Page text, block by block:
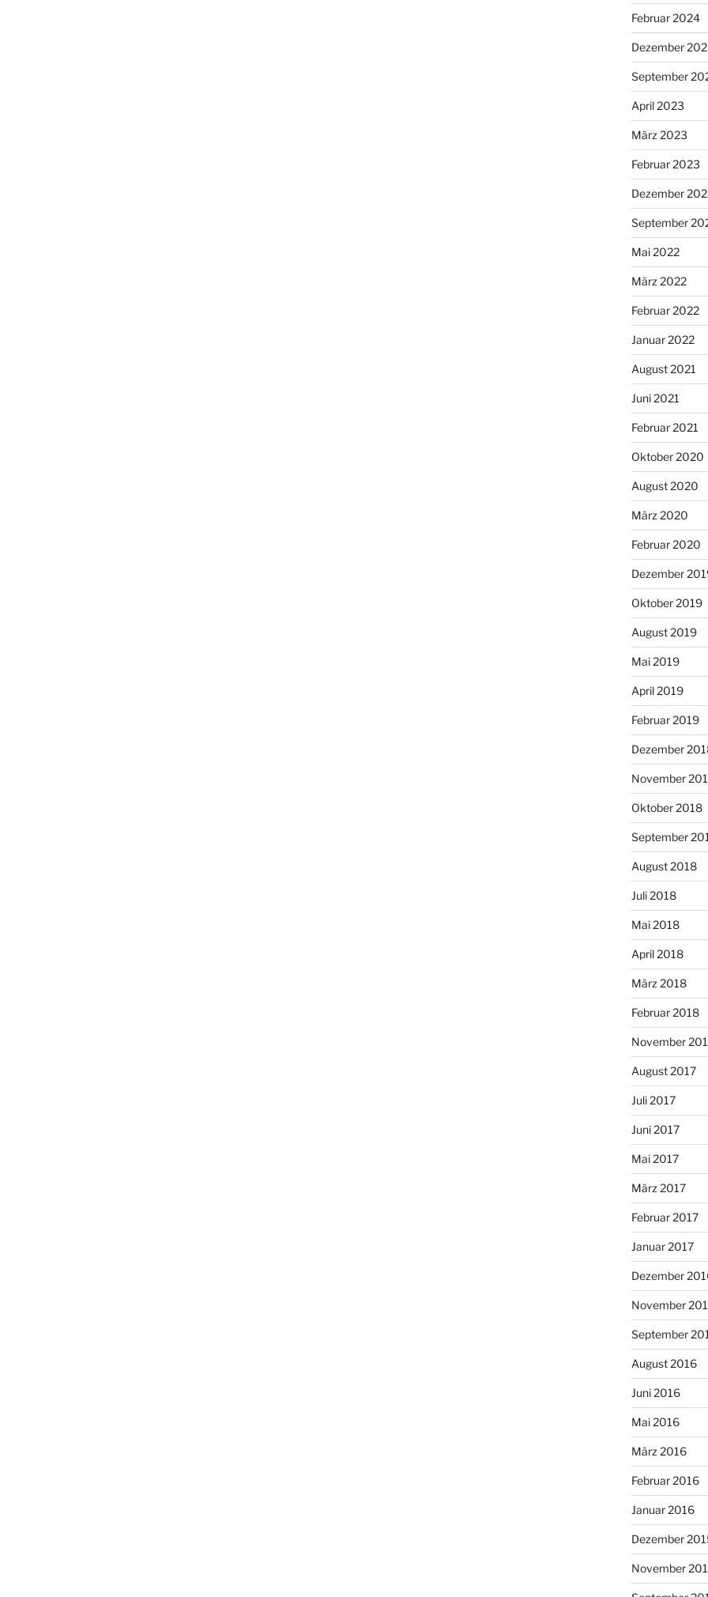
Februar 2024
Dezember
September
April 2023
März 2023
Februar 2023
Dezember
September
Mai 2022
März 2022
Februar 2022
Januar 2022
August 2021
Juni 2021
Februar 2021
Oktober 2020
August 2020
März 2020
Februar 2020
Dezember
Oktober 2019
August 2019
Mai 2019
April 2019
Februar 2019
Dezember
November
Oktober 2018
September
August 2018
Juli 2018
Mai 2018
April 2018
März 2018
Februar 2018
November
August 2017
Juli 2017
Juni 2017
Mai 2017
März 2017
Februar 2017
Januar 2017
Dezember
November
September
August 2016
Juni 2016
Mai 2016
März 2016
Februar 2016
Januar 2016
Dezember
November